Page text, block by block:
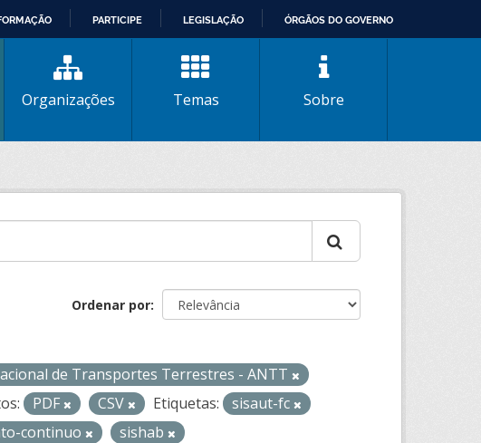
PARTICIPE LEGISLAÇÃO ÓRGÃOS DO GOVERNO
Organizações Temas Sobre
Ordenar por
de Transportes Terrestres - ANTT
PDF CSV Etiquetas:
sisaut-fc
continuo
sishab